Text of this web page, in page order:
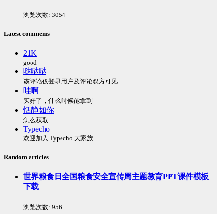
浏览次数: 3054
Latest comments
21K
good
哒哒哒
该评论仅登录用户及评论双方可见
哇啊
买好了，什么时候能拿到
恬静如你
怎么获取
Typecho
欢迎加入 Typecho 大家族
Random articles
世界粮食日全国粮食安全宣传周主题教育PPT课件模板
下载
浏览次数: 956